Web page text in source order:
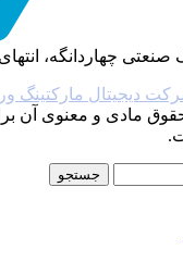
چهاردانگه، انتهای
دیجیتال مارکتینگ
حقوق مادی و معنوی آن
جستجو